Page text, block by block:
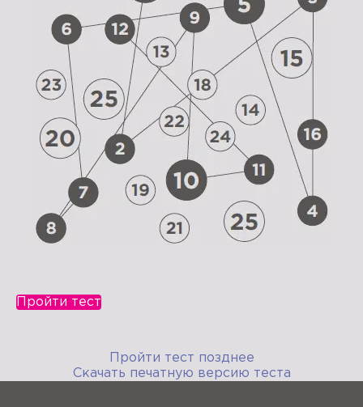
Пройти тест
Пройти тест позднее
Скачать печатную версию теста